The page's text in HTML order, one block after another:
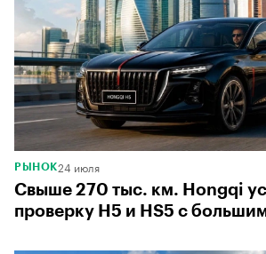
РЫНОК24 июля
Свыше 270 тыс. км. Hongqi
проверку H5 и HS5 с